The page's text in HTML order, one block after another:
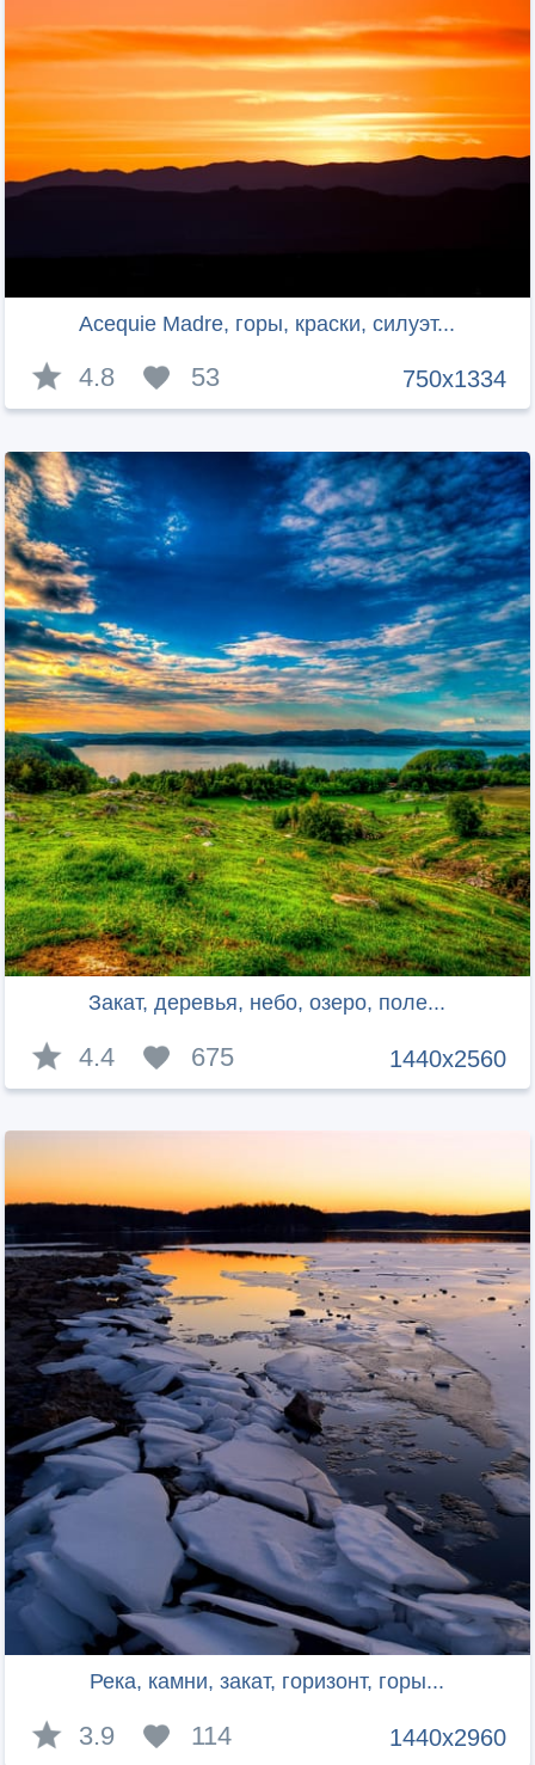
Acequie Madre, горы, краски, силуэт...
750x1334
4.8 53
Закат, деревья, небо, озеро, поле...
1440x2560
4.4 675
Река, камни, закат, горизонт, горы...
1440x2960
3.9 114